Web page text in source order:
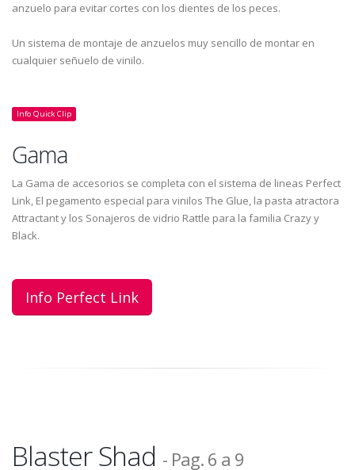
anzuelo para evitar cortes con los dientes de los peces.
Un sistema de montaje de anzuelos muy sencillo de montar en
cualquier señuelo de vinilo.
Info Quick Clip
Gama
La Gama de accesorios se completa con el sistema de lineas Perfect
Link, El pegamento especial para vinilos The Glue, la pasta atractora
Attractant y los Sonajeros de vidrio Rattle para la familia Crazy y
Black.
Info Perfect Link
Blaster Shad - Pag. 6 a 9